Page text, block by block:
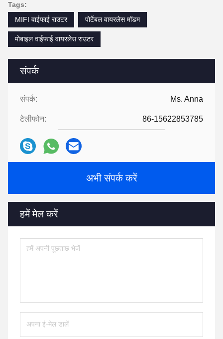
संपर्क
संपर्क: Ms. Anna
टेलीफोन: 86-15622853785
अभी संपर्क करें
हमें मेल करें
Tags:
MIFI वाईफाई राउटर
पोर्टेबल वायरलेस मॉडम
मोबाइल वाईफाई वायरलेस राउटर